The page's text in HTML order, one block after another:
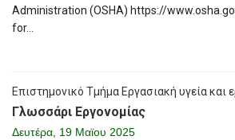
Administration (OSHA) https://
for...
Επιστημονικό Τμήμα Εργασιακή υγεία και
Γλωσσάρι Εργονομίας
Δευτέρα, 19 Μαϊου 2025